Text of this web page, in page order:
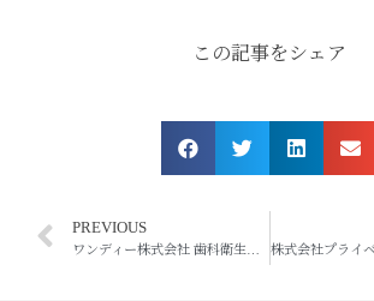
この記事をシェア
PREVIOUS